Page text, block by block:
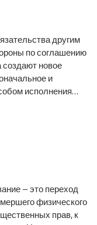
другим
по соглашению
новое
и
исполнения…
– это переход
физического
прав, к